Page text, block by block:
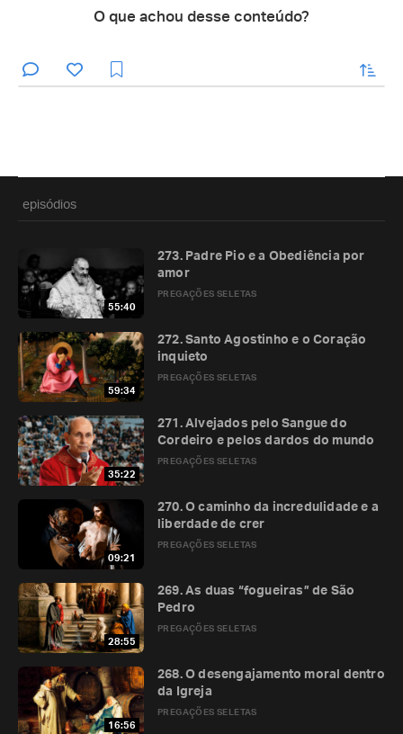
O que achou desse conteúdo?
enviar
episódios
55:40
PREGAÇÕES SELETAS
273. Padre Pio e a Obediência por
amor
59:34
PREGAÇÕES SELETAS
272. Santo Agostinho e o Coração
inquieto
35:22
PREGAÇÕES SELETAS
271. Alvejados pelo Sangue do
Cordeiro e pelos dardos do mundo
09:21
PREGAÇÕES SELETAS
270. O caminho da incredulidade e a
liberdade de crer
28:55
PREGAÇÕES SELETAS
269. As duas “fogueiras” de São
Pedro
16:56
PREGAÇÕES SELETAS
268. O desengajamento moral dentro
da Igreja